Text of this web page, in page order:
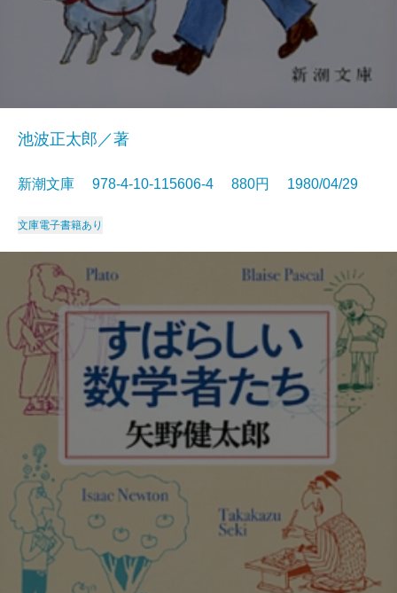
池波正太郎／著
新潮文庫 978-4-10-115606-4 880円 1980/04/29
文庫電子書籍あり